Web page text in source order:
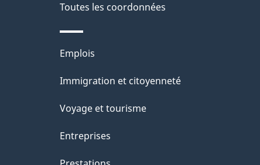
l
s
d
e
l
a
Toutes les coordonnées
Thèmes
et
Emplois
Immigration et citoyenneté
Voyage et tourisme
Entreprises